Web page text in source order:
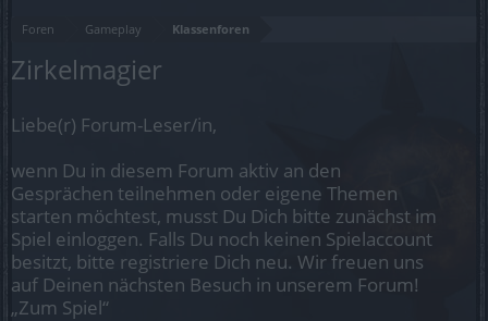
Foren Gameplay Klassenforen
Zirkelmagier
Liebe(r) Forum-Leser/in,
wenn Du in diesem Forum aktiv an den
Gesprächen teilnehmen oder eigene Themen
starten möchtest, musst Du Dich bitte zunächst im
Spiel einloggen. Falls Du noch keinen Spielaccount
besitzt, bitte registriere Dich neu. Wir freuen uns
auf Deinen nächsten Besuch in unserem Forum!
„Zum Spiel“